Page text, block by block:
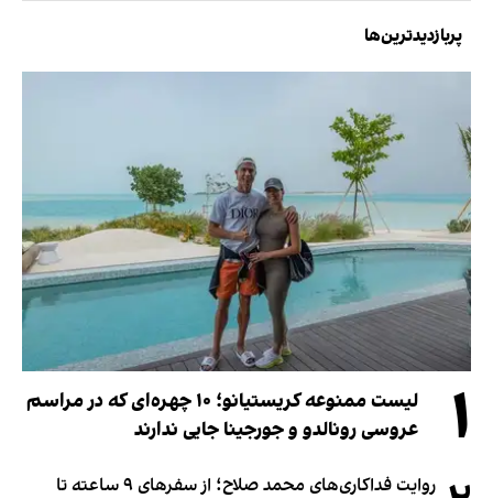
پربازدیدترین‌ها
۱
لیست ممنوعه کریستیانو؛ ۱۰ چهره‌ای که در مراسم
عروسی رونالدو و جورجینا جایی ندارند
روایت فداکاری‌های محمد صلاح؛ از سفرهای ۹ ساعته تا